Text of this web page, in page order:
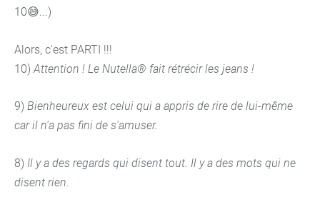
10😅...)
Alors, c'est PARTI !!!
10) Attention ! Le Nutella® fait rétrécir les jeans !
9) Bienheureux est celui qui a appris de rire de lui-même
car il n'a pas fini de s'amuser.
8) Il y a des regards qui disent tout. Il y a des mots qui ne
disent rien.